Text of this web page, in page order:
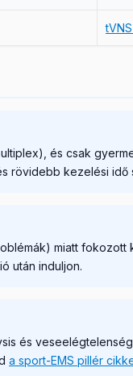
és csak
rövidebb kezelési idő
miatt fokozott
után induljon.
és
a sport-EMS pillér